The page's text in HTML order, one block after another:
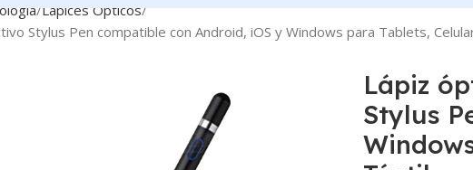
Lapices Opticos
Stylus Pen compatible con Android, iOS y Windows para Tablets,
Lápiz
Stylus